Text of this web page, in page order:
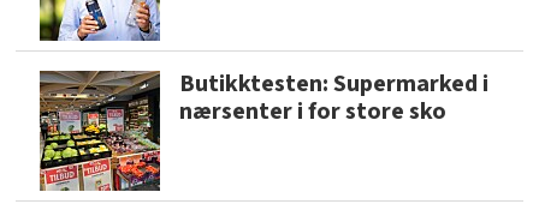
Butikktesten: Supermarked i
nærsenter i for store sko